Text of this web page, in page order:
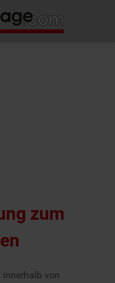
zum
innerhalb von